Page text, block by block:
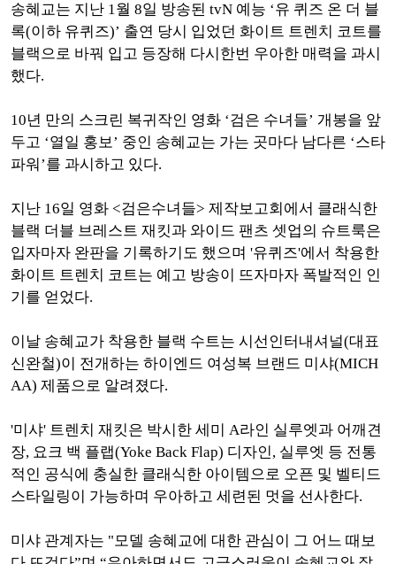
송혜교는 지난 1월 8일 방송된 tvN 예능 ‘유 퀴즈 온 더 블
록(이하 유퀴즈)’ 출연 당시 입었던 화이트 트렌치 코트를
블랙으로 바꿔 입고 등장해 다시한번 우아한 매력을 과시
했다.
10년 만의 스크린 복귀작인 영화 ‘검은 수녀들’ 개봉을 앞
두고 ‘열일 홍보’ 중인 송혜교는 가는 곳마다 남다른 ‘스타
파워’를 과시하고 있다.
지난 16일 영화 <검은수녀들> 제작보고회에서 클래식한
블랙 더블 브레스트 재킷과 와이드 팬츠 셋업의 슈트룩은
입자마자 완판을 기록하기도 했으며 '유퀴즈'에서 착용한
화이트 트렌치 코트는 예고 방송이 뜨자마자 폭발적인 인
기를 얻었다.
이날 송혜교가 착용한 블랙 수트는 시선인터내셔널(대표
신완철)이 전개하는 하이엔드 여성복 브랜드 미샤(MICH
AA) 제품으로 알려졌다.
'미샤' 트렌치 재킷은 박시한 세미 A라인 실루엣과 어깨견
장, 요크 백 플랩(Yoke Back Flap) 디자인, 실루엣 등 전통
적인 공식에 충실한 클래식한 아이템으로 오픈 및 벨티드
스타일링이 가능하며 우아하고 세련된 멋을 선사한다.
미샤 관계자는 "모델 송혜교에 대한 관심이 그 어느 때보